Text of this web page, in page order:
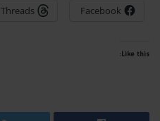
Facebook
Threads
Like this: